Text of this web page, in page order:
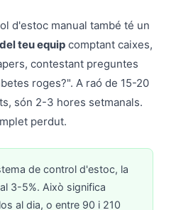
d'estoc manual també té un
teu equip comptant caixes,
contestant preguntes
roges?". A raó de 15-20
són 2-3 hores setmanals.
perdut.
de control d'estoc, la
3-5%. Això significa
al dia, o entre 90 i 210